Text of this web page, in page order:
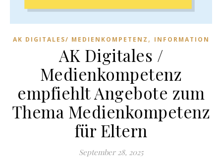
AK DIGITALES/ MEDIENKOMPETENZ , INFORMATION
AK Digitales /
Medienkompetenz
empfiehlt Angebote zum
Thema Medienkompetenz
für Eltern
September 28, 2025